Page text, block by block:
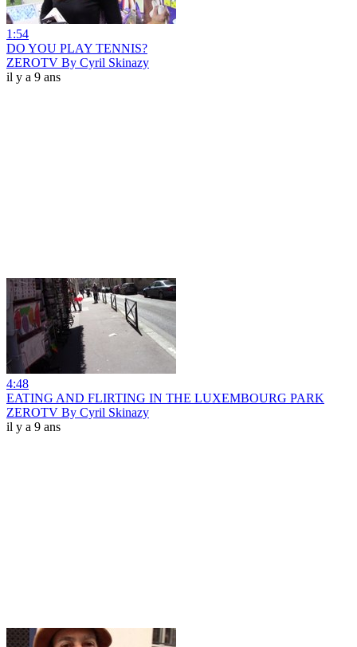
1:54
DO YOU PLAY TENNIS?
ZEROTV By Cyril Skinazy
il y a 9 ans
4:48
EATING AND FLIRTING IN THE LUXEMBOURG PARK
ZEROTV By Cyril Skinazy
il y a 9 ans